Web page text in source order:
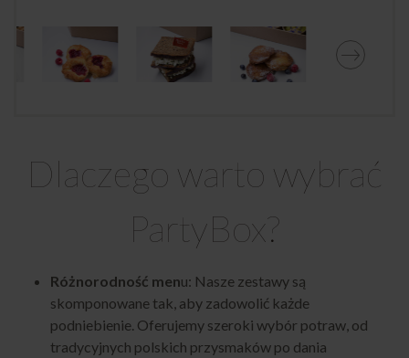
Dlaczego warto wybrać
PartyBox?
Różnorodność menu: Nasze zestawy są
skomponowane tak, aby zadowolić każde
podniebienie. Oferujemy szeroki wybór potraw, od
tradycyjnych polskich przysmaków po dania